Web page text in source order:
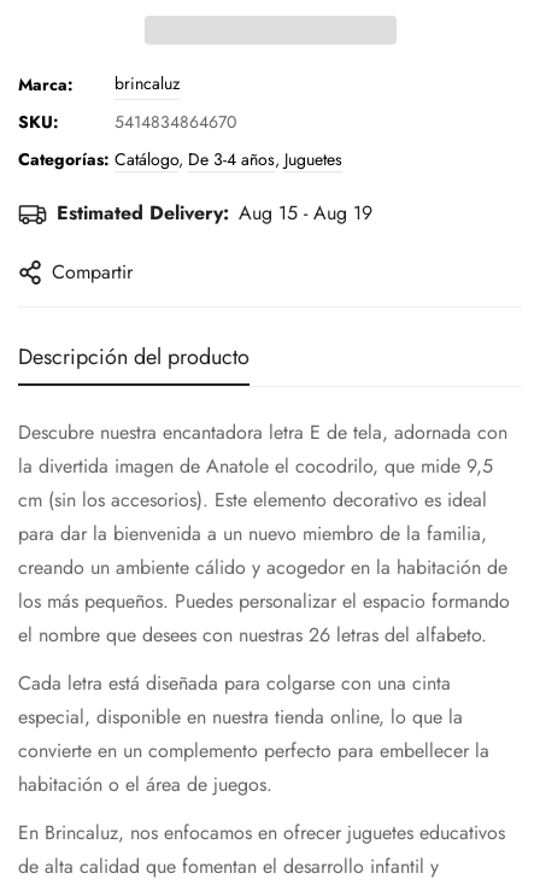
Marca:
brincaluz
SKU:
5414834864670
Categorías: Catálogo, De 3-4 años, Juguetes
Estimated Delivery: Aug 15 - Aug 19
Compartir
Descripción del producto
Descubre nuestra encantadora letra E de tela, adornada con
la divertida imagen de Anatole el cocodrilo, que mide 9,5
cm (sin los accesorios). Este elemento decorativo es ideal
para dar la bienvenida a un nuevo miembro de la familia,
creando un ambiente cálido y acogedor en la habitación de
los más pequeños. Puedes personalizar el espacio formando
el nombre que desees con nuestras 26 letras del alfabeto.
Cada letra está diseñada para colgarse con una cinta
especial, disponible en nuestra tienda online, lo que la
convierte en un complemento perfecto para embellecer la
habitación o el área de juegos.
En Brincaluz, nos enfocamos en ofrecer juguetes educativos
de alta calidad que fomentan el desarrollo infantil y